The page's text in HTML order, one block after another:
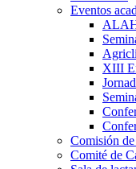
Eventos
XIII
Comisión
Comité de